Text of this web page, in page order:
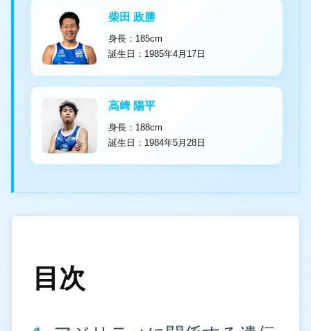
柴田 政勝
身長：185cm
誕生日：1985年4月17日
高﨑 陽平
身長：188cm
誕生日：1984年5月28日
目次